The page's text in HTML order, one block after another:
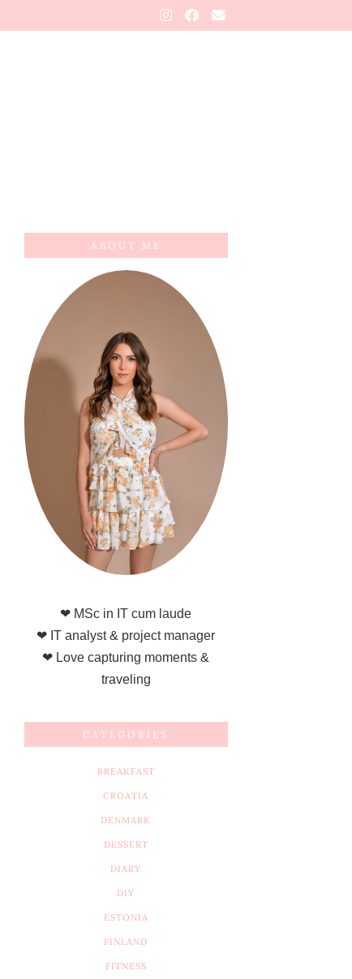
ABOUT ME
❤ MSc in IT cum laude
❤ IT analyst & project manager
❤ Love capturing moments &
traveling
CATEGORIES
BREAKFAST
CROATIA
DENMARK
DESSERT
DIARY
DIY
ESTONIA
FINLAND
FITNESS